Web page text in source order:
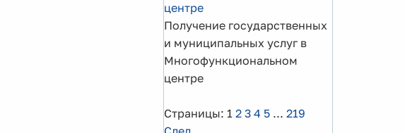
центре
Получение государственных
и муниципальных услуг в
Многофункциональном
центре
Страницы: 1 2 3 4 5 ... 219